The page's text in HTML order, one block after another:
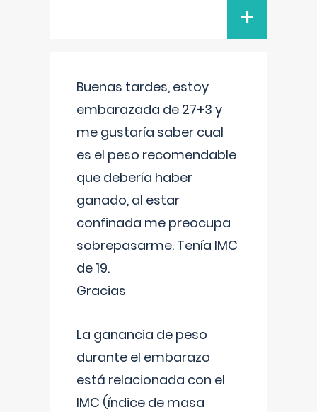
+
Buenas tardes, estoy
embarazada de 27+3 y
me gustaría saber cual
es el peso recomendable
que debería haber
ganado, al estar
confinada me preocupa
sobrepasarme. Tenía IMC
de 19.
Gracias
La ganancia de peso
durante el embarazo
está relacionada con el
IMC (índice de masa